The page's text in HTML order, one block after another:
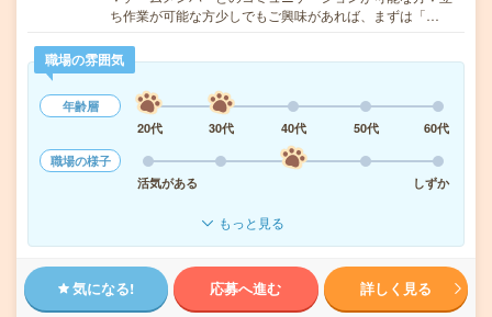
ち作業が可能な方少しでもご興味があれば、まずは「…
職場の雰囲気
年齢層
20代
30代 40代 50代
60代
職場の様子
活気がある
しずか
もっと見る
気になる! 応募へ進む 詳しく見る